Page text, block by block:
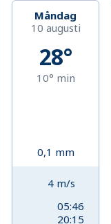
Måndag
10 augusti
28°
10° min
0,1 mm
4 m/s
05:46
20:15